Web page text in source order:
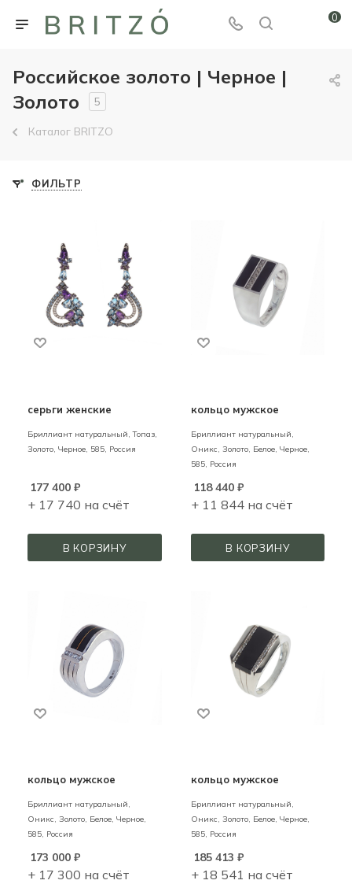
0
Российское золото | Черное |
Золото
5
Каталог BRITZO
ФИЛЬТР
серьги женские
Бриллиант натуральный, Топаз,
Золото, Черное, 585, Россия
177 400 ₽
+ 17 740 на счёт
В КОРЗИНУ
кольцо мужское
Бриллиант натуральный,
Оникс, Золото, Белое, Черное,
585, Россия
118 440₽
+ 11 844 на счёт
В КОРЗИНУ
кольцо мужское
Бриллиант натуральный,
Оникс, Золото, Белое, Черное,
585, Россия
173 000 ₽
+ 17 300 на счёт
кольцо мужское
Бриллиант натуральный,
Оникс, Золото, Белое, Черное,
585, Россия
185 413 ₽
+ 18 541 на счёт